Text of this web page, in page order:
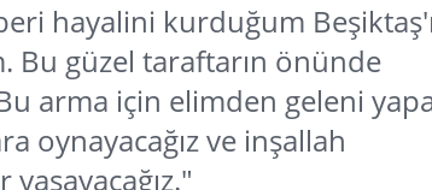
hayalini kurduğum
Bu güzel taraftarın önünde
arma için elimden geleni
oynayacağız ve inşallah